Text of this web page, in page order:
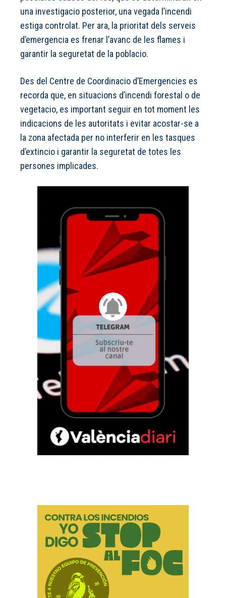
una investigacio posterior, una vegada l’incendi
estiga controlat. Per ara, la prioritat dels serveis
d’emergencia es frenar l’avanc de les flames i
garantir la seguretat de la poblacio.
Des del Centre de Coordinacio d’Emergencies es
recorda que, en situacions d’incendi forestal o de
vegetacio, es important seguir en tot moment les
indicacions de les autoritats i evitar acostar-se a
la zona afectada per no interferir en les tasques
d’extincio i garantir la seguretat de totes les
persones implicades.